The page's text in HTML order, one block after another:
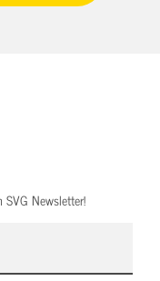
Newsletter!